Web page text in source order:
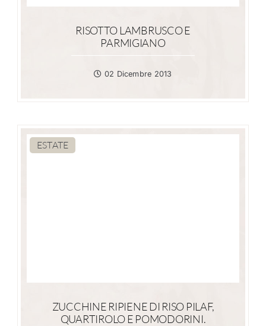
RISOTTO LAMBRUSCO E
PARMIGIANO
02 Dicembre 2013
ESTATE
ZUCCHINE RIPIENE DI RISO PILAF,
QUARTIROLO E POMODORINI.